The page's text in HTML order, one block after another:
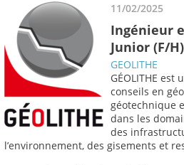
11/02/2025
Ingénieur
Junior (F/H)
GEOLITHE
GÉOLITHE est
conseils en
géotechnique
dans les
des
l’environnement, des gisements et